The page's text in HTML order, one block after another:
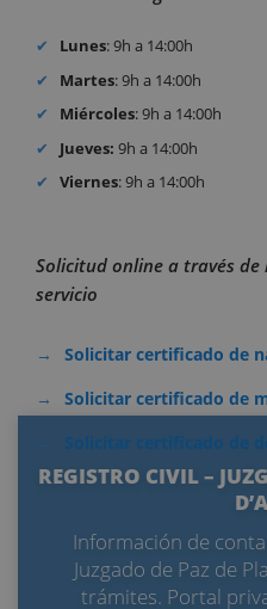
REGISTRO CIVIL –
Información de
Juzgado de Paz de
trámites. Portal
Lunes: 9h a 14:00h
Martes: 9h a 14:00h
Miércoles: 9h a 14:00h
Jueves: 9h a 14:00h
Viernes: 9h a 14:00h
Solicitud online a través de
servicio
Solicitar certificado de
Solicitar certificado de
Solicitar certificado de